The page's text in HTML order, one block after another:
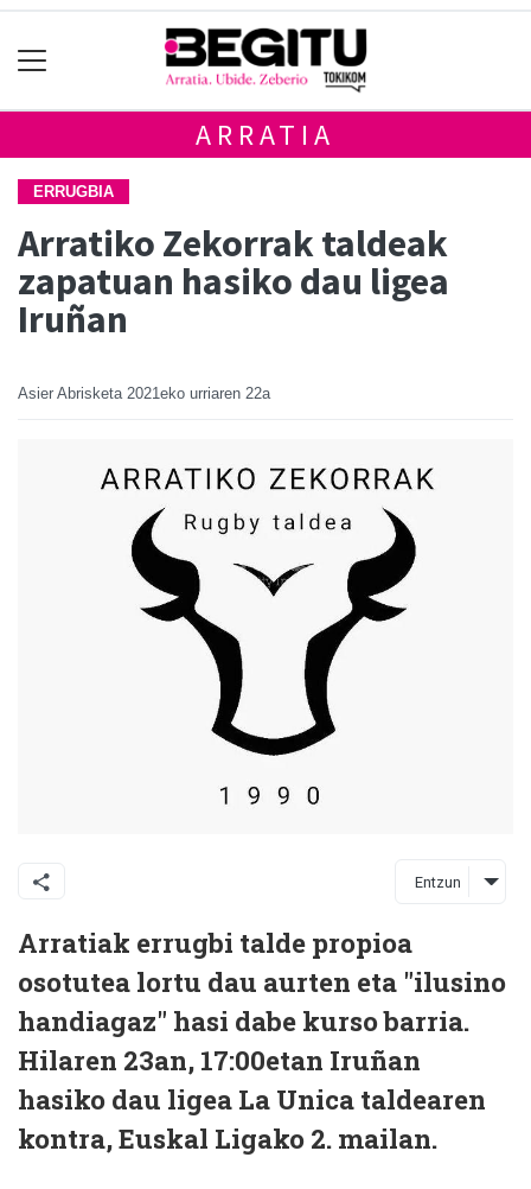
ARRATIA
ERRUGBIA
Arratiko Zekorrak taldeak
zapatuan hasiko dau ligea
Iruñan
Asier Abrisketa 2021eko urriaren 22a
Entzun
Arratiak errugbi talde propioa
osotutea lortu dau aurten eta "ilusino
handiagaz" hasi dabe kurso barria.
Hilaren 23an, 17:00etan Iruñan
hasiko dau ligea La Unica taldearen
kontra, Euskal Ligako 2. mailan.